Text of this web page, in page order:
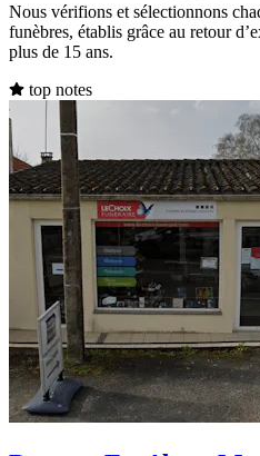
Nous vérifions et sélectionnons
funèbres, établis grâce au retour
plus de 15 ans.
top notes